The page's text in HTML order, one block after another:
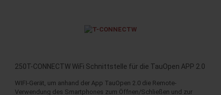
250T-​CON­NECTW WiFi Schnitt­stel­le für die TauO­pen APP 2.0
WIFI-​Gerät, um an­hand der App TauO­pen 2.0 die Remote-​
Verwendung des Smart­pho­nes zum Öff­nen/Schlie­ßen und zur